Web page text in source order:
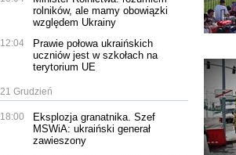
rolników, ale mamy obowiązki
względem Ukrainy
12:04
Prawie połowa ukraińskich
uczniów jest w szkołach na
terytorium UE
21 Grudzień
18:00
Eksplozja granatnika. Szef
MSWiA: ukraiński generał
zawieszony